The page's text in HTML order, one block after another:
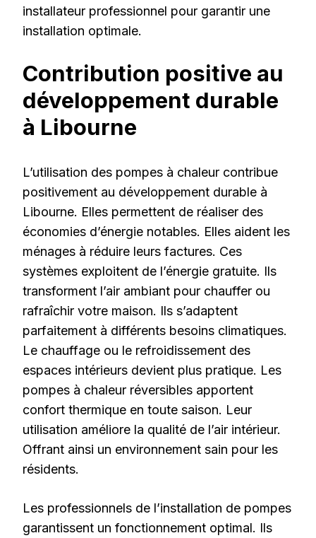
installateur professionnel pour garantir une
installation optimale.
Contribution positive au
développement durable
à Libourne
L’utilisation des pompes à chaleur contribue
positivement au développement durable à
Libourne. Elles permettent de réaliser des
économies d’énergie notables. Elles aident les
ménages à réduire leurs factures. Ces
systèmes exploitent de l’énergie gratuite. Ils
transforment l’air ambiant pour chauffer ou
rafraîchir votre maison. Ils s’adaptent
parfaitement à différents besoins climatiques.
Le chauffage ou le refroidissement des
espaces intérieurs devient plus pratique. Les
pompes à chaleur réversibles apportent
confort thermique en toute saison. Leur
utilisation améliore la qualité de l’air intérieur.
Offrant ainsi un environnement sain pour les
résidents.
Les professionnels de l’installation de pompes
garantissent un fonctionnement optimal. Ils